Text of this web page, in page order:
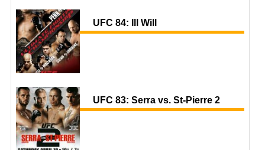
UFC 84: Ill Will
UFC 83: Serra vs. St-Pierre 2